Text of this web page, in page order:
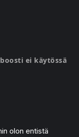
ei käytössä
olon entistä